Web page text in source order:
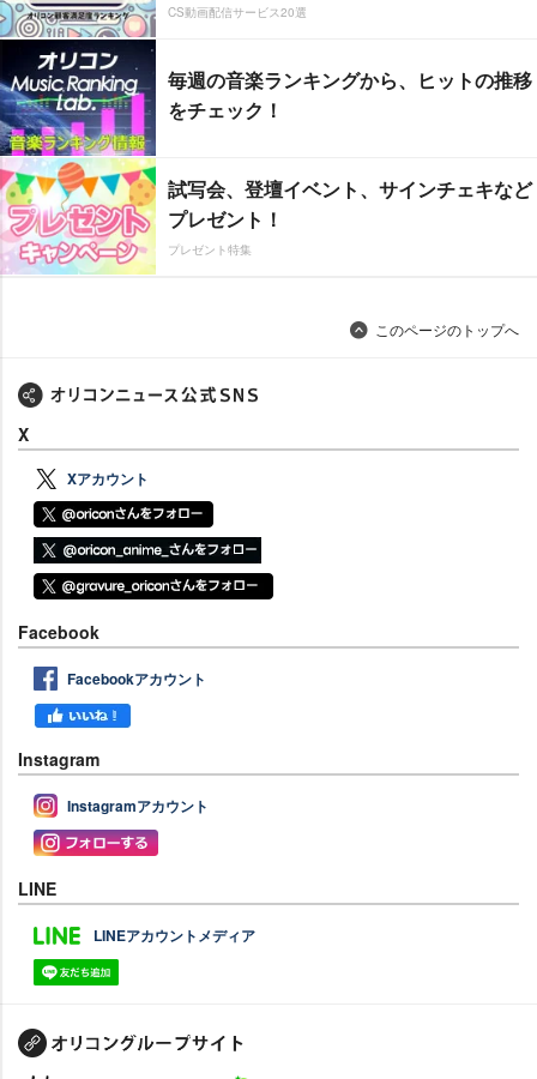
CS動画配信サービス20選
毎週の音楽ランキングから、ヒットの推移
をチェック！
試写会、登壇イベント、サインチェキなど
プレゼント！
プレゼント特集
このページのトップへ
X
Xアカウント
Facebook
Facebookアカウント
Instagram
Instagramアカウント
LINE
LINEアカウントメディア